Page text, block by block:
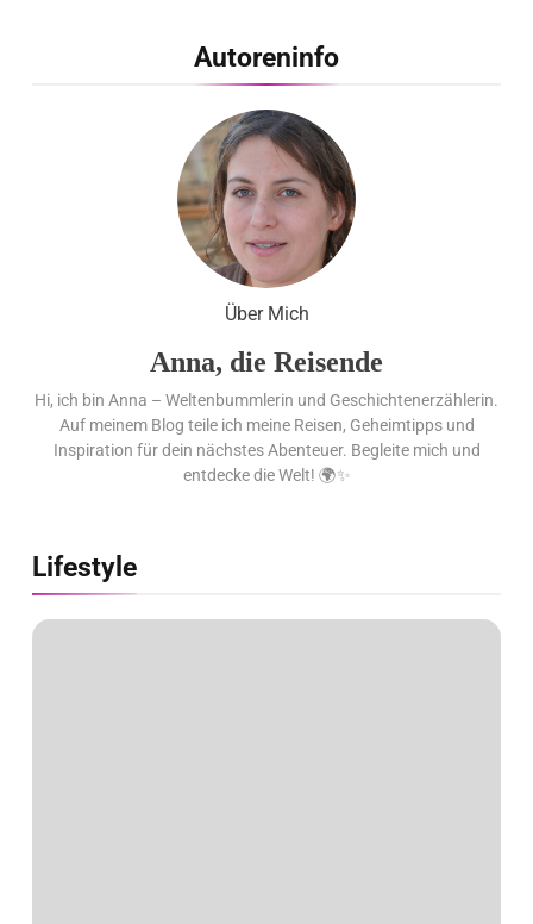
Studie sieht LCC zum siebten
Mal in Folge vorn
Cool down am Hintertuxer
Gletscher
Ägypten erleben mit Builder
Travel: sicher, persönlich und gut
begleitet
Autoreninfo
Über Mich
Anna, die Reisende
Hi, ich bin Anna – Weltenbummlerin und Geschichtenerzählerin.
Auf meinem Blog teile ich meine Reisen, Geheimtipps und
Inspiration für dein nächstes Abenteuer. Begleite mich und
entdecke die Welt! 🌍✨
Lifestyle